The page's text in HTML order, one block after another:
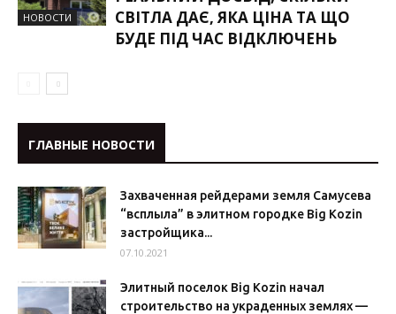
НОВОСТИ
СВІТЛА ДАЄ, ЯКА ЦІНА ТА ЩО
БУДЕ ПІД ЧАС ВІДКЛЮЧЕНЬ
ГЛАВНЫЕ НОВОСТИ
Захваченная рейдерами земля Самусева
“всплыла” в элитном городке Big Kozin
застройщика...
07.10.2021
Элитный поселок Big Kozin начал
строительство на украденных землях —